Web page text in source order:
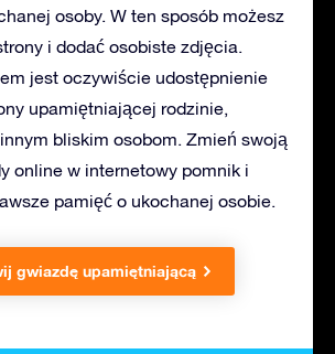
osoby. W ten sposób możesz
i dodać osobiste zdjęcia.
jest oczywiście udostępnienie
upamiętniającej rodzinie,
bliskim osobom. Zmień swoją
online w internetowy pomnik i
pamięć o ukochanej osobie.
gwiazdę upamiętniającą